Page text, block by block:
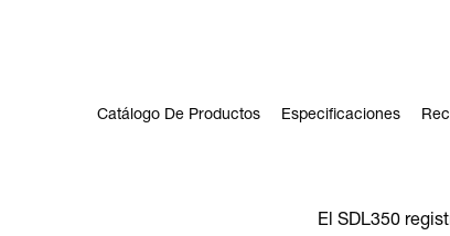
Catálogo De Productos Especificaciones
El SDL350